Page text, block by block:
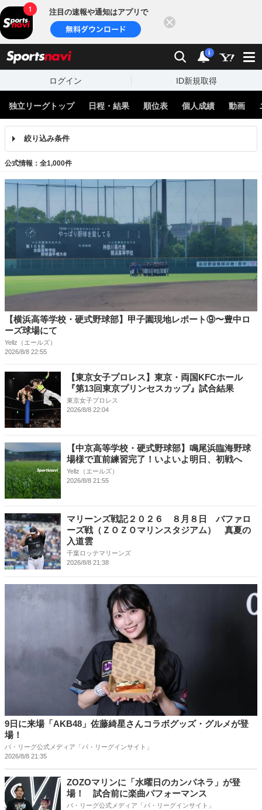
注目の速報や通知はアプリで
検索 通知
i
ログイン ID新規取得
独立リーグトップ 日程・結果 順位表 個人成績 動画
絞り込み条件
公式情報：全1,000件
【横浜高等学校・硬式野球部】甲子園現地レポート⑨〜豊中ロ
ーズ球場にて
Yellz（エールズ）
2026/8/8 22:55
【東京女子プロレス】東京・両国KFCホール
『第13回東京プリンセスカップ』試合結果
東京女子プロレス
2026/8/8 22:04
【中京高等学校・硬式野球部】鳴尾浜臨海野球
場様で直前練習完了！いよいよ明日、初戦へ
Yellz（エールズ）
2026/8/8 21:55
マリーンズ戦記２０２６ ８月８日 バファロ
ーズ戦（ＺＯＺＯマリンスタジアム） 真夏の
入道雲
千葉ロッテマリーンズ
2026/8/8 21:38
9日に来場「AKB48」佐藤綺星さんコラボグッズ・グルメが登
場！
パ・リーグ公式メディア「パ・リーグインサイト」
2026/8/8 21:35
ZOZOマリンに「水曜日のカンパネラ」が登
場！ 試合前に楽曲パフォーマンス
パ・リーグ公式メディア「パ・リーグインサイト」